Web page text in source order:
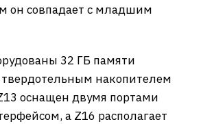
он совпадает с младшим
32 ГБ памяти
твердотельным накопителем
оснащен двумя портами
а Z16 располагает